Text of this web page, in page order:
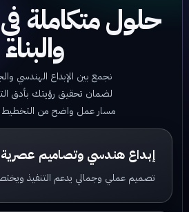
حلول متكاملة
والبناء
نجمع بين الإبداع الهندسي
لضمان تحقيق رؤيتك بأدق
مسار عمل واضح من التخطيط
إبداع هندسي وتصاميم عصرية
تصميم عملي وجمالي يدعم التنفيذ